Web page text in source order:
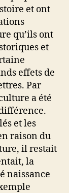
et ont
qu’ils ont
et
effets de
Par
a été
et les
raison du
il restait
la
naissance